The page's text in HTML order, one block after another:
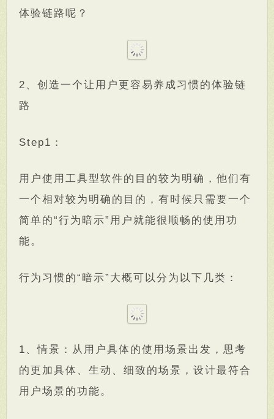
体验链路呢？
2、创造一个让用户更容易养成习惯的体验链
路
Step1：
用户使用工具型软件的目的较为明确，他们有
一个相对较为明确的目的，有时候只需要一个
简单的“行为暗示”用户就能很顺畅的使用功
能。
行为习惯的“暗示”大概可以分为以下几类：
1、情景：从用户具体的使用场景出发，思考
的更加具体、生动、细致的场景，设计最符合
用户场景的功能。